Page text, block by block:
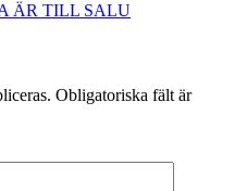
ÄR TILL SALU
Obligatoriska fält är